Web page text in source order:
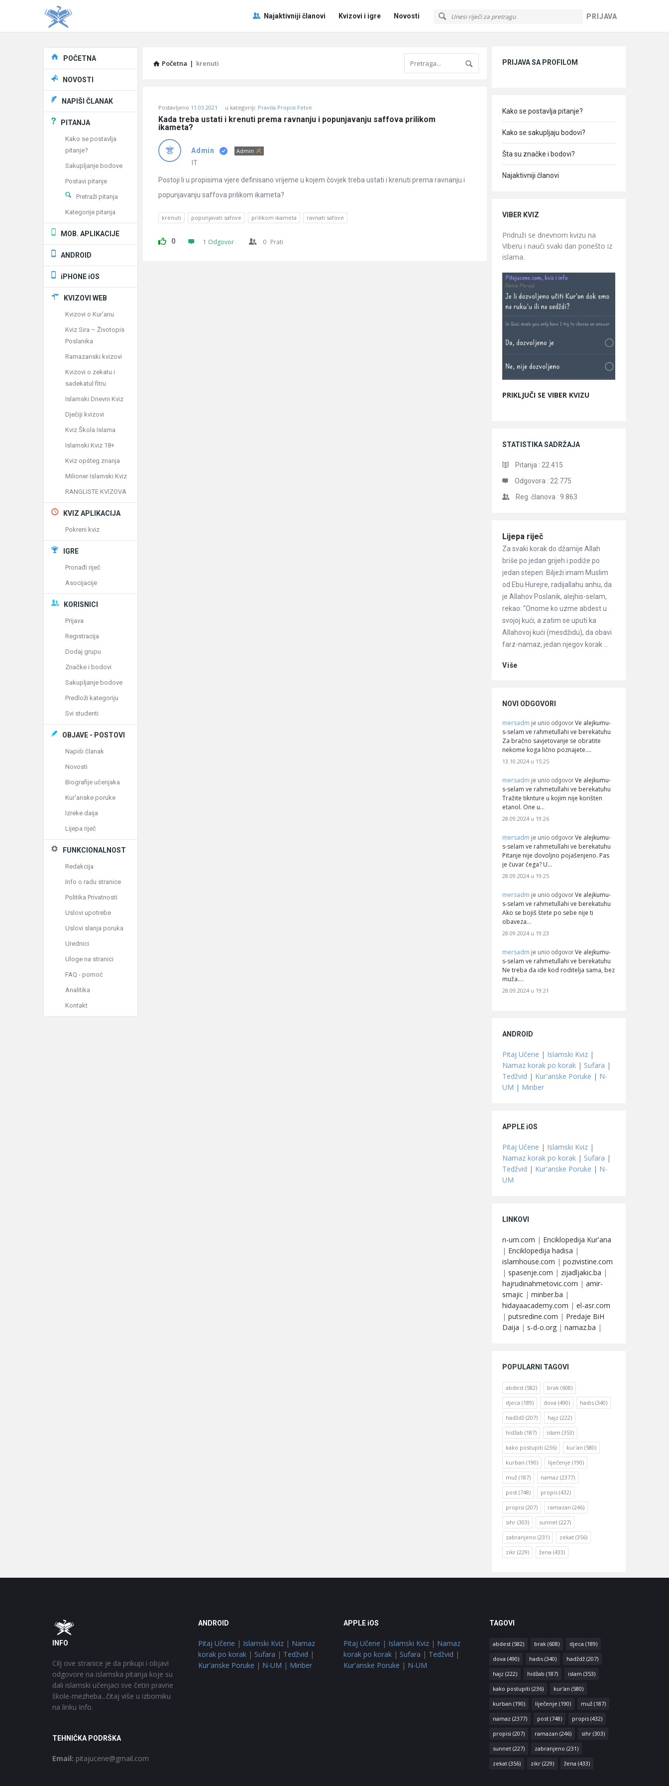
PRIJAVA
Pitaj
Učene
Najaktivniji članovi Kvizovi i igre Novosti
Početna | krenuti
Učene
Latest
Pitanja
Postavljeno 11.03.2021 u kategoriji: Pravila Propisi Fetve
Kada treba ustati i krenuti prema ravnanju i popunjavanju saffova prilikom
ikameta?
Admin Admin
IT
Postoji li u propisima vjere definisano vrijeme u kojem čovjek treba ustati i krenuti prema ravnanju i
popunjavanju saffova prilikom ikameta?
krenuti popunjavati safove prilikom ikameta ravnati safove
0 1 Odgovor 0 Prati
PRIJAVA SA PROFILOM
Kako se postavlja pitanje?
Kako se sakupljaju bodovi?
Šta su značke i bodovi?
Najaktivniji članovi
VIBER KVIZ
Pridruži se dnevnom kvizu na
Viberu i nauči svaki dan ponešto iz
islama.
PRIKLJUČI SE VIBER KVIZU
STATISTIKA SADRŽAJA
Pitanja : 22.415
Odgovora : 22.775
Reg. članova : 9.863
Članci
Lijepa riječ
Za svaki korak do džamije Allah
briše po jedan grijeh i podiže po
jedan stepen: Bilježi imam Muslim
od Ebu Hurejre, radijallahu anhu, da
je Allahov Poslanik, alejhis-selam,
rekao: “Onome ko uzme abdest u
svojoj kući, a zatim se uputi ka
Allahovoj kući (mesdžidu), da obavi
farz-namaz, jedan njegov korak ...
Više
NOVI ODGOVORI
mersadm je unio odgovor Ve alejkumu-
s-selam ve rahmetullahi ve berekatuhu
Za bračno savjetovanje se obratite
nekome koga lično poznajete.…
13.10.2024 u 15:25
mersadm je unio odgovor Ve alejkumu-
s-selam ve rahmetullahi ve berekatuhu
Tražite tiknture u kojim nije korišten
etanol. One u…
28.09.2024 u 19:26
mersadm je unio odgovor Ve alejkumu-
s-selam ve rahmetullahi ve berekatuhu
Pitanje nije dovoljno pojašenjeno. Pas
je čuvar čega? U…
28.09.2024 u 19:25
mersadm je unio odgovor Ve alejkumu-
s-selam ve rahmetullahi ve berekatuhu
Ako se bojiš štete po sebe nije ti
obaveza…
28.09.2024 u 19:23
mersadm je unio odgovor Ve alejkumu-
s-selam ve rahmetullahi ve berekatuhu
Ne treba da ide kod roditelja sama, bez
muža.…
28.09.2024 u 19:21
ANDROID
Pitaj Učene | Islamski Kviz |
Namaz korak po korak | Sufara |
Tedžvid | Kur'anske Poruke | N-
UM | Minber
APPLE iOS
Pitaj Učene | Islamski Kviz |
Namaz korak po korak | Sufara |
Tedžvid | Kur'anske Poruke | N-
UM
LINKOVI
n-um.com | Enciklopedija Kur'ana
| Enciklopedija hadisa |
islamhouse.com | pozivistine.com
| spasenje.com | zijadljakic.ba |
hajrudinahmetovic.com | amir-
smajic | minber.ba |
hidayaacademy.com | el-asr.com
| putsredine.com | Predaje BiH
Daija | s-d-o.org | namaz.ba |
POPULARNI TAGOVI
abdest (582) brak (608)
djeca (189) dova (490) hadis (340)
hadždž (207) hajz (222)
hidžab (187) islam (353)
kako postupiti (236) kur'an (580)
kurban (190) liječenje (190)
muž (187) namaz (2377)
post (748) propis (432)
propisi (207) ramazan (246)
sihr (303) sunnet (227)
zabranjeno (231) zekat (356)
zikr (229) žena (433)
Explore
POČETNA
NOVOSTI
NAPIŠI ČLANAK
PITANJA
Kako se postavlja
pitanje?
Sakupljanje bodove
Postavi pitanje
Pretraži pitanja
Kategorije pitanja
MOB. APLIKACIJE
ANDROID
iPHONE iOS
KVIZOVI WEB
Kvizovi o Kur'anu
Kviz Sira – Životopis
Poslanika
Ramazanski kvizovi
Kvizovi o zekatu i
sadekatul fitru
Islamski Dnevni Kviz
Dječiji kvizovi
Kviz Škola Islama
Islamski Kviz 18+
Kviz opšteg znanja
Milioner Islamski Kviz
RANGLISTE KVIZOVA
KVIZ APLIKACIJA
Pokreni kviz
IGRE
Pronađi riječ
Asocijacije
KORISNICI
Prijava
Registracija
Dodaj grupu
Značke i bodovi
Sakupljanje bodove
Predloži kategoriju
Svi studenti
OBJAVE - POSTOVI
Napiši članak
Novosti
Biografije učenjaka
Kur'anske poruke
Izreke daija
Lijepa riječ
FUNKCIONALNOST
Redakcija
Info o radu stranice
Politika Privatnosti
Uslovi upotrebe
Uslovi slanja poruka
Urednici
Uloge na stranici
FAQ - pomoć
Analitika
Kontakt
Footer
INFO
Cilj ove stranice je da prikupi i objavi
odgovore na islamska pitanja koje su
dali islamski učenjaci sve četiri pravne
škole-mezheba...čitaj više u izborniku
na linku Info.
TEHNIČKA PODRŠKA
Email: pitajucene@gmail.com
ANDROID
Pitaj Učene | Islamski Kviz| Namaz
korak po korak| Sufara | Tedžvid |
Kur'anske Poruke | N-UM | Minber
APPLE iOS
Pitaj Učene | Islamski Kviz | Namaz
korak po korak | Sufara | Tedžvid |
Kur'anske Poruke | N-UM
TAGOVI
abdest(582) brak(608) djeca (189)
dova (490) hadis(340) hadždž(207)
hajz (222) hidžab (187) islam (353)
kako postupiti (236) kur'an (580)
kurban (190) liječenje (190) muž(187)
namaz (2377) post(748) propis(432)
propisi (207) ramazan (246) sihr(303)
sunnet(227) zabranjeno (231)
zekat(356) zikr(229) žena (433)